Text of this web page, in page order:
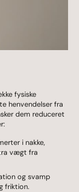
fysiske
henvendelser fra
dem reduceret
i nakke,
vægt fra
og svamp
friktion.